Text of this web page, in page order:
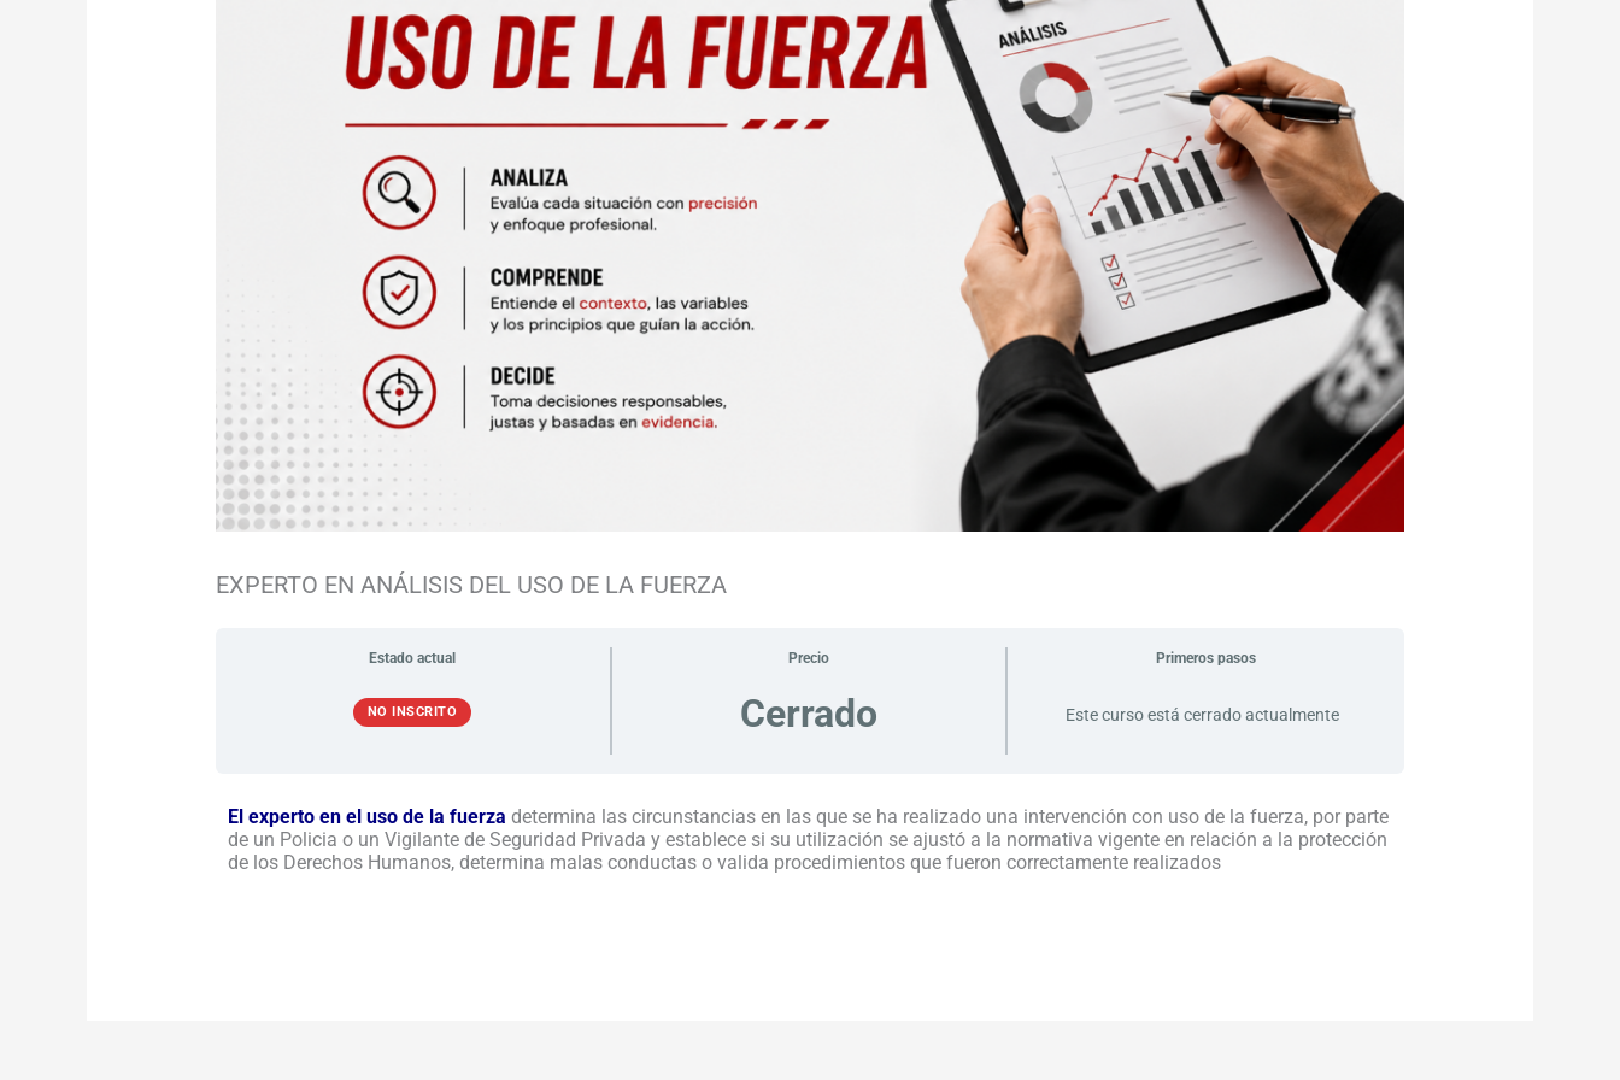
EXPERTO EN ANÁLISIS DEL USO DE LA FUERZA
Estado actual
NO INSCRITO
Precio
Cerrado
Primeros pasos
Este curso está cerrado actualmente
El experto en el uso de la fuerza determina las circunstancias en las que se ha realizado una intervención con uso de la fuerza, por parte
de un Policia o un Vigilante de Seguridad Privada y establece si su utilización se ajustó a la normativa vigente en relación a la protección
de los Derechos Humanos, determina malas conductas o valida procedimientos que fueron correctamente realizados